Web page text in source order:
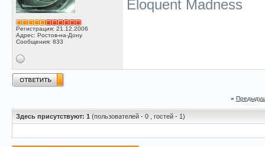
Регистрация: 21.12.2006
Адрес: Ростов-на-Дону
Сообщения: 833
Eloquent Madness
«
Здесь присутствуют: 1 (пользователей - 0 , гостей - 1)